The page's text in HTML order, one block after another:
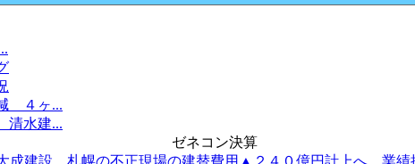
４ヶ...
清水建...
ゼネコン決算
成建設 札幌の不正現場の建替費用▲２４０億円計上へ 業績